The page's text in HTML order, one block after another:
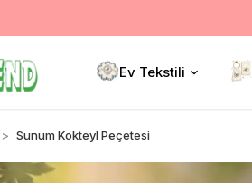
Ev Tekstili
Sunum Kokteyl Peçetesi